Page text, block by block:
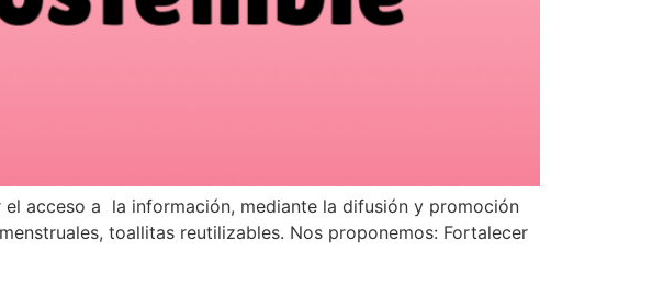
acceso a la información, mediante la difusión y promoción
toallitas reutilizables. Nos proponemos: Fortalecer